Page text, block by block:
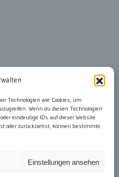
Technologien wie Cookies, um
Wenn du diesen Technologien
eindeutige IDs auf dieser Website
oder zurückziehst, können bestimmte
Einstellungen ansehen